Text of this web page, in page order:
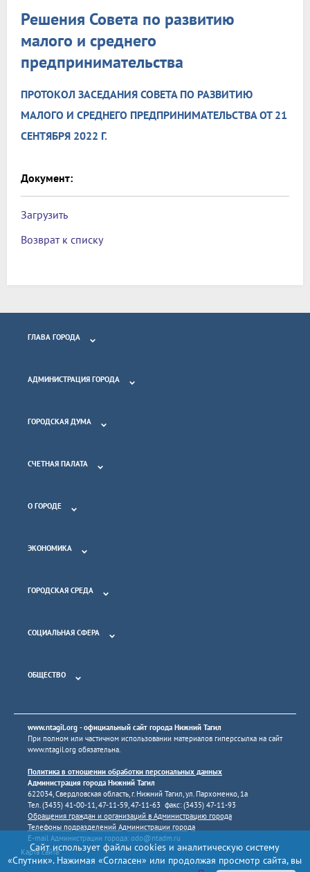
Решения Совета по развитию
малого и среднего
предпринимательства
ПРОТОКОЛ ЗАСЕДАНИЯ СОВЕТА ПО РАЗВИТИЮ
МАЛОГО И СРЕДНЕГО ПРЕДПРИНИМАТЕЛЬСТВА ОТ 21
СЕНТЯБРЯ 2022 Г.
Документ:
Загрузить
Возврат к списку
ГЛАВА ГОРОДА
АДМИНИСТРАЦИЯ ГОРОДА
ГОРОДСКАЯ ДУМА
СЧЕТНАЯ ПАЛАТА
О ГОРОДЕ
ЭКОНОМИКА
ГОРОДСКАЯ СРЕДА
СОЦИАЛЬНАЯ СФЕРА
ОБЩЕСТВО
www.ntagil.org - официальный сайт города Нижний Тагил
При полном или частичном использовании материалов гиперссылка на сайт
www.ntagil.org обязательна.
Политика в отношении обработки персональных данных
Администрация города Нижний Тагил
622034, Свердловская область, г. Нижний Тагил, ул. Пархоменко, 1а
Тел. (3435) 41-00-11, 47-11-59, 47-11-63 факс: (3435) 47-11-93
Обращения граждан и организаций в Администрацию города
Телефоны подразделений Администрации города
E-mail Администрации города: odo@ntadm.ru
Карта сайта
Сайт использует файлы cookies и аналитическую систему
«Спутник». Нажимая «Согласен» или продолжая просмотр сайта, вы